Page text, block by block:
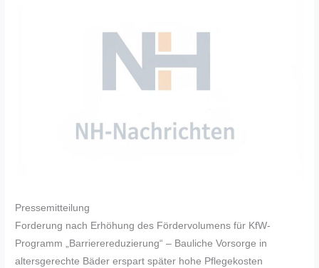
Pressemitteilung
Forderung nach Erhöhung des Fördervolumens für KfW-
Programm „Barrierereduzierung“ – Bauliche Vorsorge in
altersgerechte Bäder erspart später hohe Pflegekosten